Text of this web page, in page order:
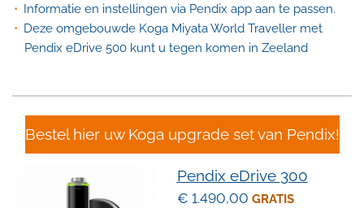
Informatie en instellingen via Pendix app aan te passen.
Deze omgebouwde Koga Miyata World Traveller met
Pendix eDrive 500 kunt u tegen komen in Zeeland
Bestel hier uw Koga upgrade set van Pendix!
Pendix eDrive 300
€ 1.490,00 GRATIS